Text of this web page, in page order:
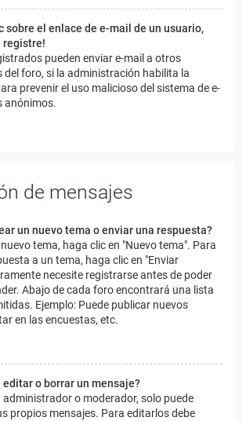
sobre el enlace de e-mail de un usuario,
registre!
pueden enviar e-mail a otros
del foro, si la administración habilita la
prevenir el uso malicioso del sistema de e-
anónimos.
de mensajes
un nuevo tema o enviar una respuesta?
tema, haga clic en "Nuevo tema". Para
a un tema, haga clic en "Enviar
necesite registrarse antes de poder
Abajo de cada foro encontrará una lista
Ejemplo: Puede publicar nuevos
en las encuestas, etc.
editar o borrar un mensaje?
administrador o moderador, solo puede
propios mensajes. Para editarlos debe